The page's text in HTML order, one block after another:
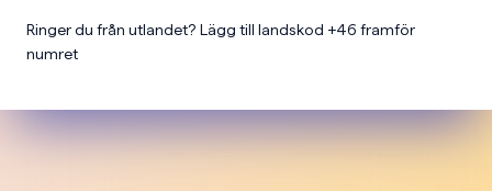
Ringer du från utlandet? Lägg till landskod +46 framför
numret